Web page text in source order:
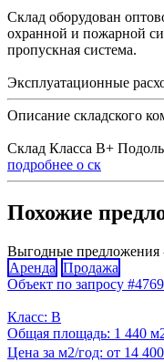
Склад оборудован
охранной и пожарной
пропускная система.
Эксплуатационные
Описание складского
Склад Класса В+
подробнее о ск
Похожие
Выгодные предложения
Аренда Продажа
Объект по запросу #4769
Класс: B
Общая площадь: 1 440
Цена за м2/год: от 14